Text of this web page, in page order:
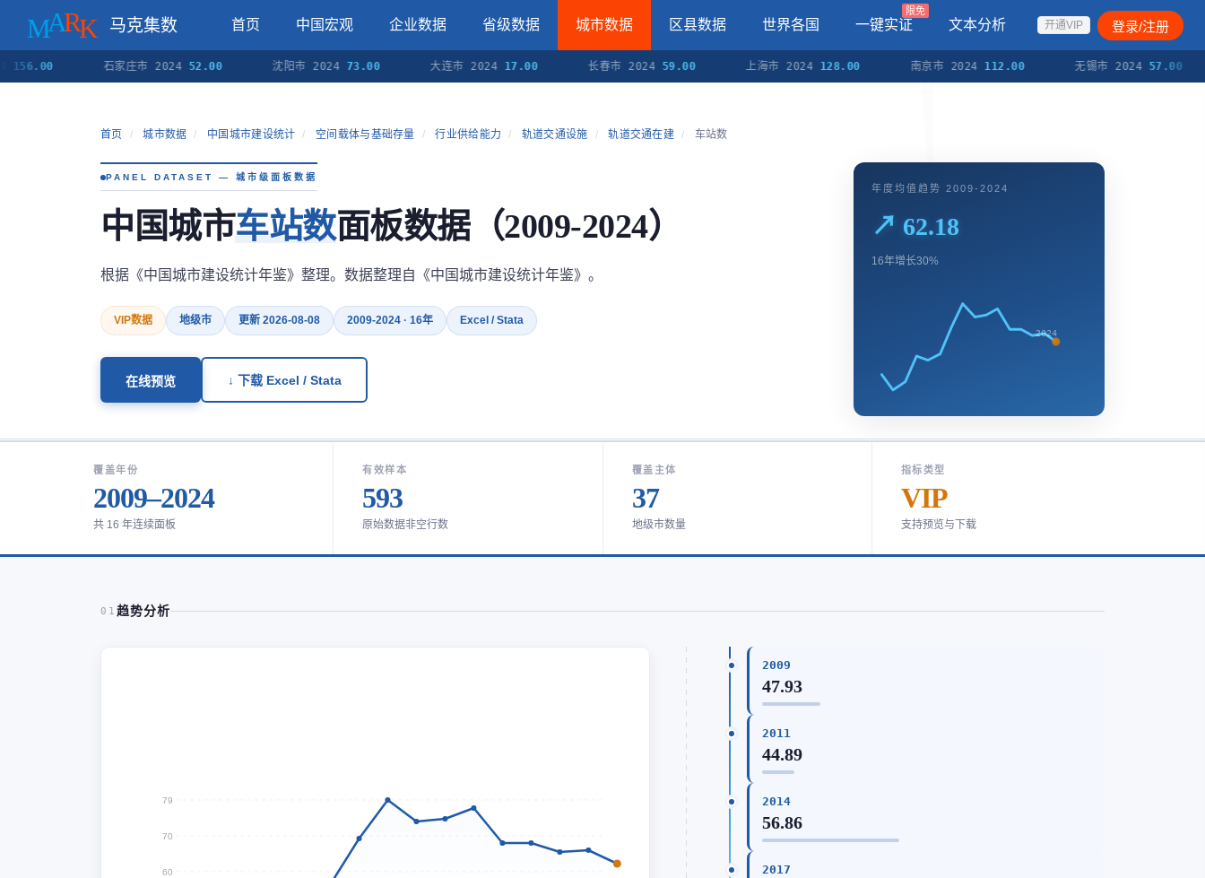
马克集数 首页 中国宏观 企业数据 省级数据 城市数据 区县数据 世界各国 一键实证
限免
文本分析 开通VIP 登录/注册
石家庄市 2024 52.00 沈阳市 2024 73.00 大连市 2024 17.00 长春市 2024 59.00 上海市 2024 128.00 南京市 2024 112.00 无锡市 2024 57.00
首页 / 城市数据 / 中国城市建设统计 / 空间载体与基础存量 / 行业供给能力 / 轨道交通设施 / 轨道交通在建 / 车站数
PANEL DATASET — 城市级面板数据
中国城市车站数面板数据（2009-2024）
根据《中国城市建设统计年鉴》整理。数据整理自《中国城市建设统计年鉴》。
VIP数据 地级市 更新 2026-08-08 2009-2024 · 16年 Excel / Stata
在线预览 ↓ 下载 Excel / Stata
年度均值趋势 2009-2024
↗ 62.18
16年增长30%
2024
覆盖年份
2009–2024
共 16 年连续面板
有效样本
593
原始数据非空行数
覆盖主体
37
地级市数量
指标类型
VIP
支持预览与下载
01 趋势分析
79
70
60
2009
47.93
2011
44.89
2014
56.86
2017